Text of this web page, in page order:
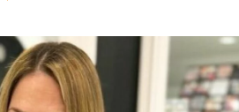
OBAVIJESTI